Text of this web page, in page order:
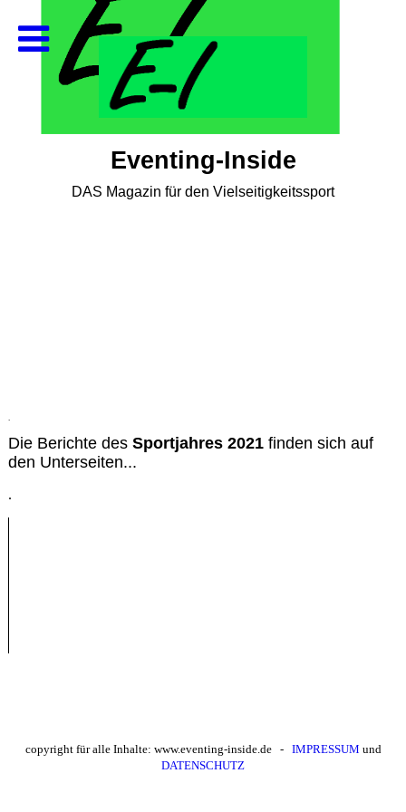
.
Die Berichte des Sportjahres 2021finden sich auf
den Unterseiten...
.
copyright für alle Inhalte: www.eventing-inside.de - IMPRESSUM und
DATENSCHUTZ
Eventing-Inside
DAS Magazin für den Vielseitigkeitssport